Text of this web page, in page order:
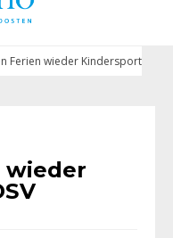
Ferien wieder Kindersport
wieder